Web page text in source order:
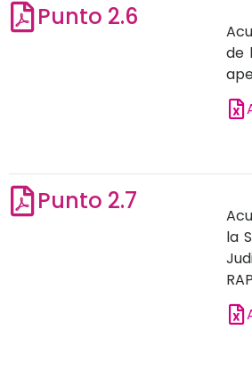
Punto 2.6
de
Punto 2.7
la